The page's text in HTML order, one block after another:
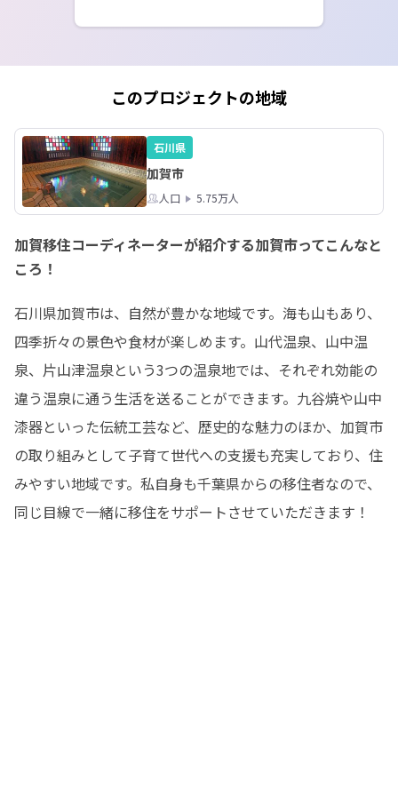
このプロジェクトの地域
石川県
加賀市
人口 5.75万人
加賀移住コーディネーターが紹介する加賀市ってこんなと
ころ！
石川県加賀市は、自然が豊かな地域です。海も山もあり、
四季折々の景色や食材が楽しめます。山代温泉、山中温
泉、片山津温泉という3つの温泉地では、それぞれ効能の
違う温泉に通う生活を送ることができます。九谷焼や山中
漆器といった伝統工芸など、歴史的な魅力のほか、加賀市
の取り組みとして子育て世代への支援も充実しており、住
みやすい地域です。私自身も千葉県からの移住者なので、
同じ目線で一緒に移住をサポートさせていただきます！